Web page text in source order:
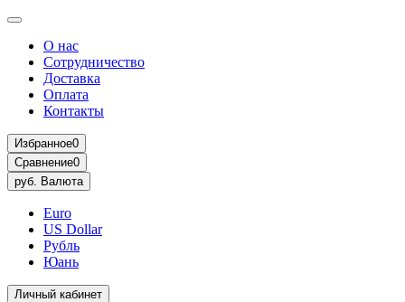
О нас
Сотрудничество
Доставка
Оплата
Контакты
Избранное0
Сравнение0
руб. Валюта
Euro
US Dollar
Рубль
Юань
Личный кабинет